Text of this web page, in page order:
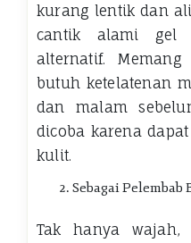
kurang lentik dan
cantik alami gel
alternatif.
butuh ketelatenan
dan malam
dicoba karena
kulit.
Sebagai
Tak hanya